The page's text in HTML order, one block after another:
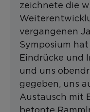
zeichnete die
vergangenen
Symposium
Eindrücke und
und uns
gegeben, uns
Austausch mit
betonte